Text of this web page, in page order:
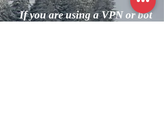
If you are using a VPN or bot